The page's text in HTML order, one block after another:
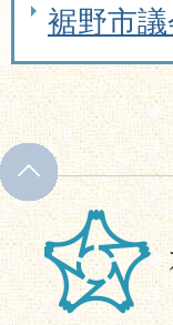
裾野市